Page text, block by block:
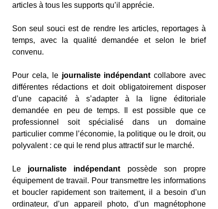
articles à tous les supports qu’il apprécie.
Son seul souci est de rendre les articles, reportages à
temps, avec la qualité demandée et selon le brief
convenu.
Pour cela, le journaliste indépendant collabore avec
différentes rédactions et doit obligatoirement disposer
d’une capacité à s’adapter à la ligne éditoriale
demandée en peu de temps. Il est possible que ce
professionnel soit spécialisé dans un domaine
particulier comme l’économie, la politique ou le droit, ou
polyvalent : ce qui le rend plus attractif sur le marché.
Le journaliste indépendant possède son propre
équipement de travail. Pour transmettre les informations
et boucler rapidement son traitement, il a besoin d’un
ordinateur, d’un appareil photo, d’un magnétophone